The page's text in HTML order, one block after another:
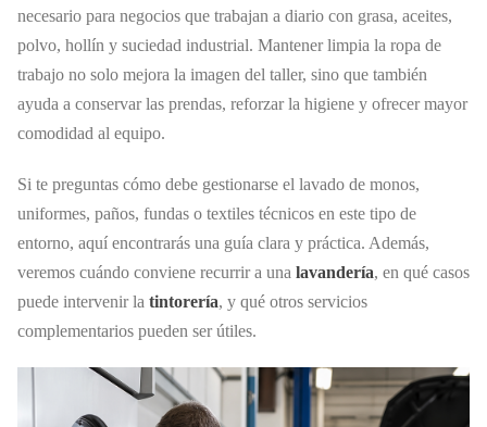
necesario para negocios que trabajan a diario con grasa, aceites,
polvo, hollín y suciedad industrial. Mantener limpia la ropa de
trabajo no solo mejora la imagen del taller, sino que también
ayuda a conservar las prendas, reforzar la higiene y ofrecer mayor
comodidad al equipo.
Si te preguntas cómo debe gestionarse el lavado de monos,
uniformes, paños, fundas o textiles técnicos en este tipo de
entorno, aquí encontrarás una guía clara y práctica. Además,
veremos cuándo conviene recurrir a una lavandería, en qué casos
puede intervenir la tintorería, y qué otros servicios
complementarios pueden ser útiles.